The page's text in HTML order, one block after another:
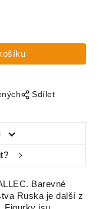
Sdílet
Barevné
Ruska je další z